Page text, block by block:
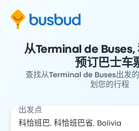
从Terminal de Buses,
预订巴士车
查找从Terminal de Buses出发
划您的行程
出发点